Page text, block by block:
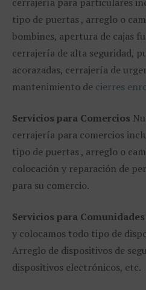
tipo de puertas , arreglo o
bombines, apertura de cajas
cerrajería de alta seguridad,
acorazadas, cerrajería de
mantenimiento de cierres
Servicios para Comercios
cerrajería para comercios
tipo de puertas , arreglo o
colocación y reparación de
para su comercio.
Servicios para Comunidades
y colocamos todo tipo de
Arreglo de dispositivos de
dispositivos electrónicos, etc.